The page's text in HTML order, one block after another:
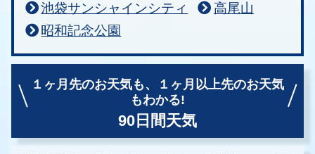
池袋サンシャインシティ
高尾山
昭和記念公園
１ヶ月先のお天気も、
１ヶ月以上先のお天気
もわかる!
90日間天気